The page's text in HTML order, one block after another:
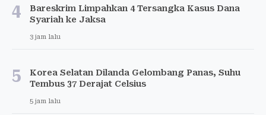
4
Bareskrim Limpahkan 4 Tersangka Kasus Dana
Syariah ke Jaksa
3 jam lalu
5
Korea Selatan Dilanda Gelombang Panas, Suhu
Tembus 37 Derajat Celsius
5 jam lalu